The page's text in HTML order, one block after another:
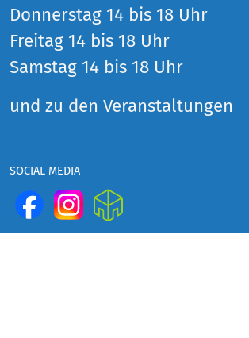
Donnerstag 14 bis 18 Uhr
Freitag 14 bis 18 Uhr
Samstag 14 bis 18 Uhr
und zu den Veranstaltungen
SOCIAL MEDIA